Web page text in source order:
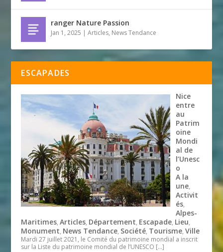
ranger Nature Passion
Jan 1, 2025 |Articles, News Tendance
ESCAPADES
Nice
entre
au
Patrim
oine
Mondi
al de
l’Unesc
o
A la
une,
Activit
és,
Alpes-
Maritimes,Articles, Département, Escapade, Lieu,
Monument, News Tendance, Société, Tourisme,Ville
Mardi 27 juillet 2021, le Comité du patrimoine mondial a inscrit
sur la Liste du patrimoine mondial de l’UNESCO […]